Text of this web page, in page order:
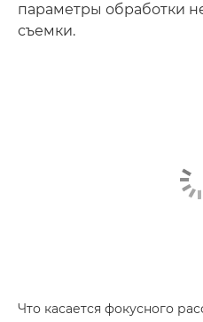
параметры обработки
съемки.
Что касается фокусного